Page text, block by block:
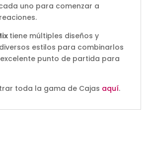
uno para comenzar a
tiene múltiples diseños y
estilos para combinarlos
punto de partida para
toda la gama de Cajas aquí.